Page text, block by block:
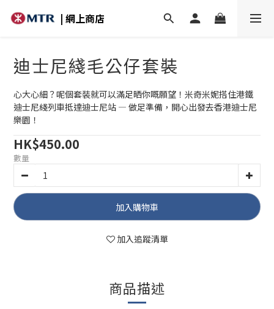
| 網上商店
迪士尼綫毛公仔套裝
心大心細？呢個套裝就可以滿足晒你嘅願望！米奇米妮搭住港鐵
迪士尼綫列車抵達迪士尼站 — 做足準備，開心出發去香港迪士尼
樂園！
HK$450.00
數量
加入購物車
加入追蹤清單
商品描述